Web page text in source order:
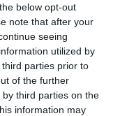
below opt-out
note that after your
seeing
utilized by
parties prior to
of the further
third parties on the
information may
ότι το
οίδημα. Από
για να
να δω πώς